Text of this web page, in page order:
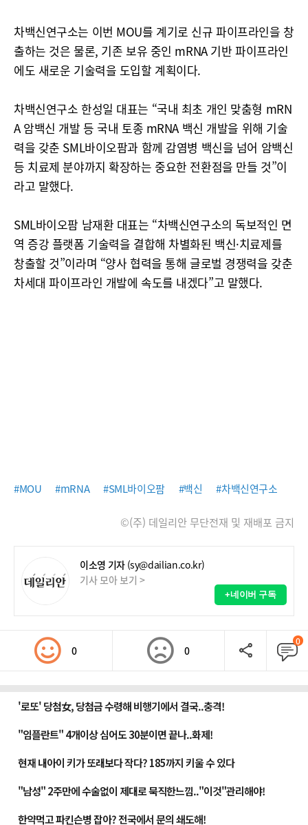
차백신연구소는 이번 MOU를 계기로 신규 파이프라인을 창
출하는 것은 물론, 기존 보유 중인 mRNA 기반 파이프라인
에도 새로운 기술력을 도입할 계획이다.
차백신연구소 한성일 대표는 “국내 최초 개인 맞춤형 mRN
A 암백신 개발 등 국내 토종 mRNA 백신 개발을 위해 기술
력을 갖춘 SML바이오팜과 함께 감염병 백신을 넘어 암백신
등 치료제 분야까지 확장하는 중요한 전환점을 만들 것”이
라고 말했다.
SML바이오팜 남재환 대표는 “차백신연구소의 독보적인 면
역 증강 플랫폼 기술력을 결합해 차별화된 백신·치료제를
창출할 것”이라며 “양사 협력을 통해 글로벌 경쟁력을 갖춘
차세대 파이프라인 개발에 속도를 내겠다”고 말했다.
#MOU #mRNA #SML바이오팜 #백신 #차백신연구소
©(주) 데일리안 무단전재 및 재배포 금지
이소영 기자 (sy@dailian.co.kr)
기사 모아 보기 >
+네이버 구독
0 0
0